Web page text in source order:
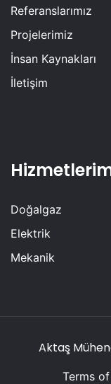
Referanslarımız
Projelerimiz
İnsan Kaynakları
İletişim
Doğalgaz
Elektrik
Mekanik
Aktaş
Terms